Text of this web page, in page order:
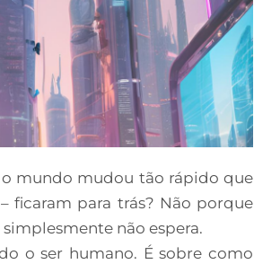
mundo mudou tão rápido que
ficaram para trás? Não porque
não espera.
o ser humano. É sobre como